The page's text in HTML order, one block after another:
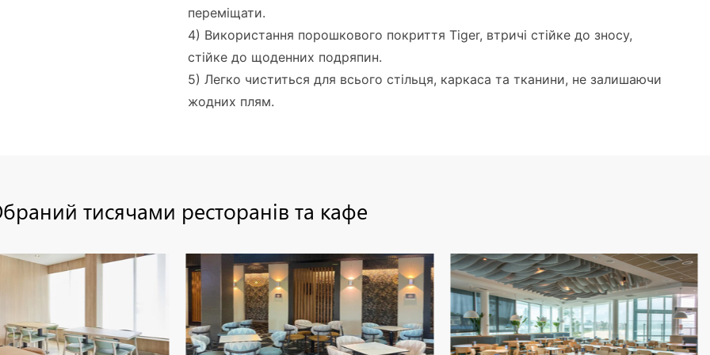
переміщати.
4) Використання порошкового покриття Tiger, втричі стійке до зносу,
стійке до щоденних подряпин.
5) Легко чиститься для всього стільця, каркаса та тканини, не залишаючи
жодних плям.
тисячами ресторанів та кафе